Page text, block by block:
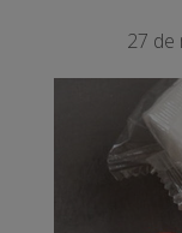
27 de